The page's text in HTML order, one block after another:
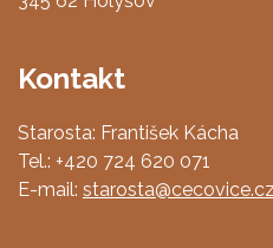
Kontakt
Starosta: František Kácha
Tel.: +420 724 620 071
E-mail: starosta@cecovice.cz